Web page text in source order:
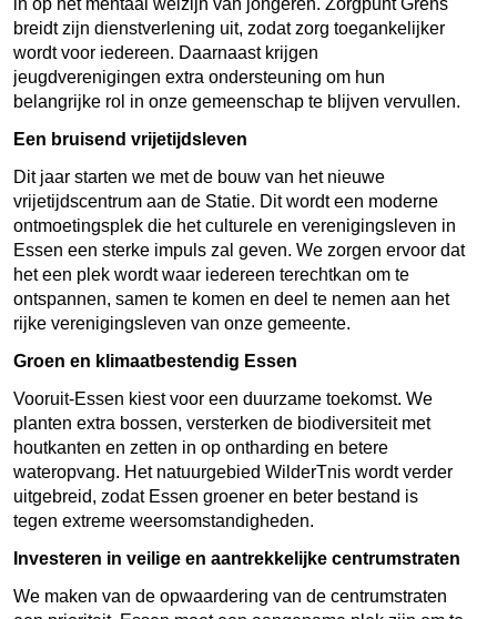
breidt zijn dienstverlening uit, zodat zorg toegankelijker
wordt voor iedereen. Daarnaast krijgen
jeugdverenigingen extra ondersteuning om hun
belangrijke rol in onze gemeenschap te blijven vervullen.
Een bruisend vrijetijdsleven
Dit jaar starten we met de bouw van het nieuwe
vrijetijdscentrum aan de Statie. Dit wordt een moderne
ontmoetingsplek die het culturele en verenigingsleven in
Essen een sterke impuls zal geven. We zorgen ervoor dat
het een plek wordt waar iedereen terechtkan om te
ontspannen, samen te komen en deel te nemen aan het
rijke verenigingsleven van onze gemeente.
Groen en klimaatbestendig Essen
Vooruit-Essen kiest voor een duurzame toekomst. We
planten extra bossen, versterken de biodiversiteit met
houtkanten en zetten in op ontharding en betere
wateropvang. Het natuurgebied WilderTnis wordt verder
uitgebreid, zodat Essen groener en beter bestand is
tegen extreme weersomstandigheden.
Investeren in veilige en aantrekkelijke centrumstraten
We maken van de opwaardering van de centrumstraten